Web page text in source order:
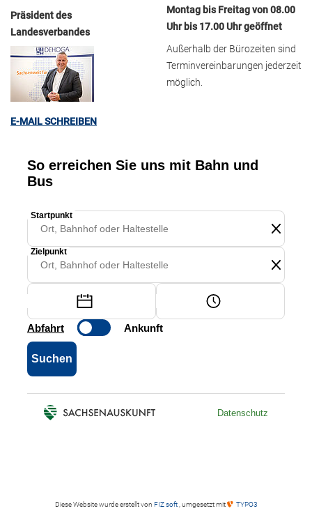
Präsident des
Landesverbandes
E-MAIL SCHREIBEN
Montag bis Freitag von 08.00
Uhr bis 17.00 Uhr geöffnet
Außerhalb der Bürozeiten sind
Terminvereinbarungen jederzeit
möglich.
Diese Website wurde erstellt von FIZ soft , umgesetzt mit TYPO3